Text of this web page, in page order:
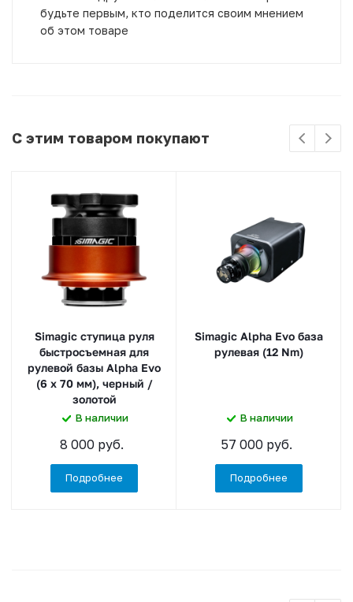
будьте первым, кто поделится своим мнением
об этом товаре
С этим товаром покупают
Simagic ступица руля
быстросъемная для
рулевой базы Alpha Evo
(6 x 70 мм), черный /
золотой
В наличии
8 000 руб.
Подробнее
Simagic Alpha Evo база
рулевая (12 Nm)
В наличии
57 000 руб.
Подробнее